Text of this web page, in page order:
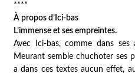
****
À propos d’ Ici-bas
L’immense et ses empreintes.
Avec
Ici-bas, comme dans ses
Meurant semble chuchoter ses
a dans ces textes aucun effet,